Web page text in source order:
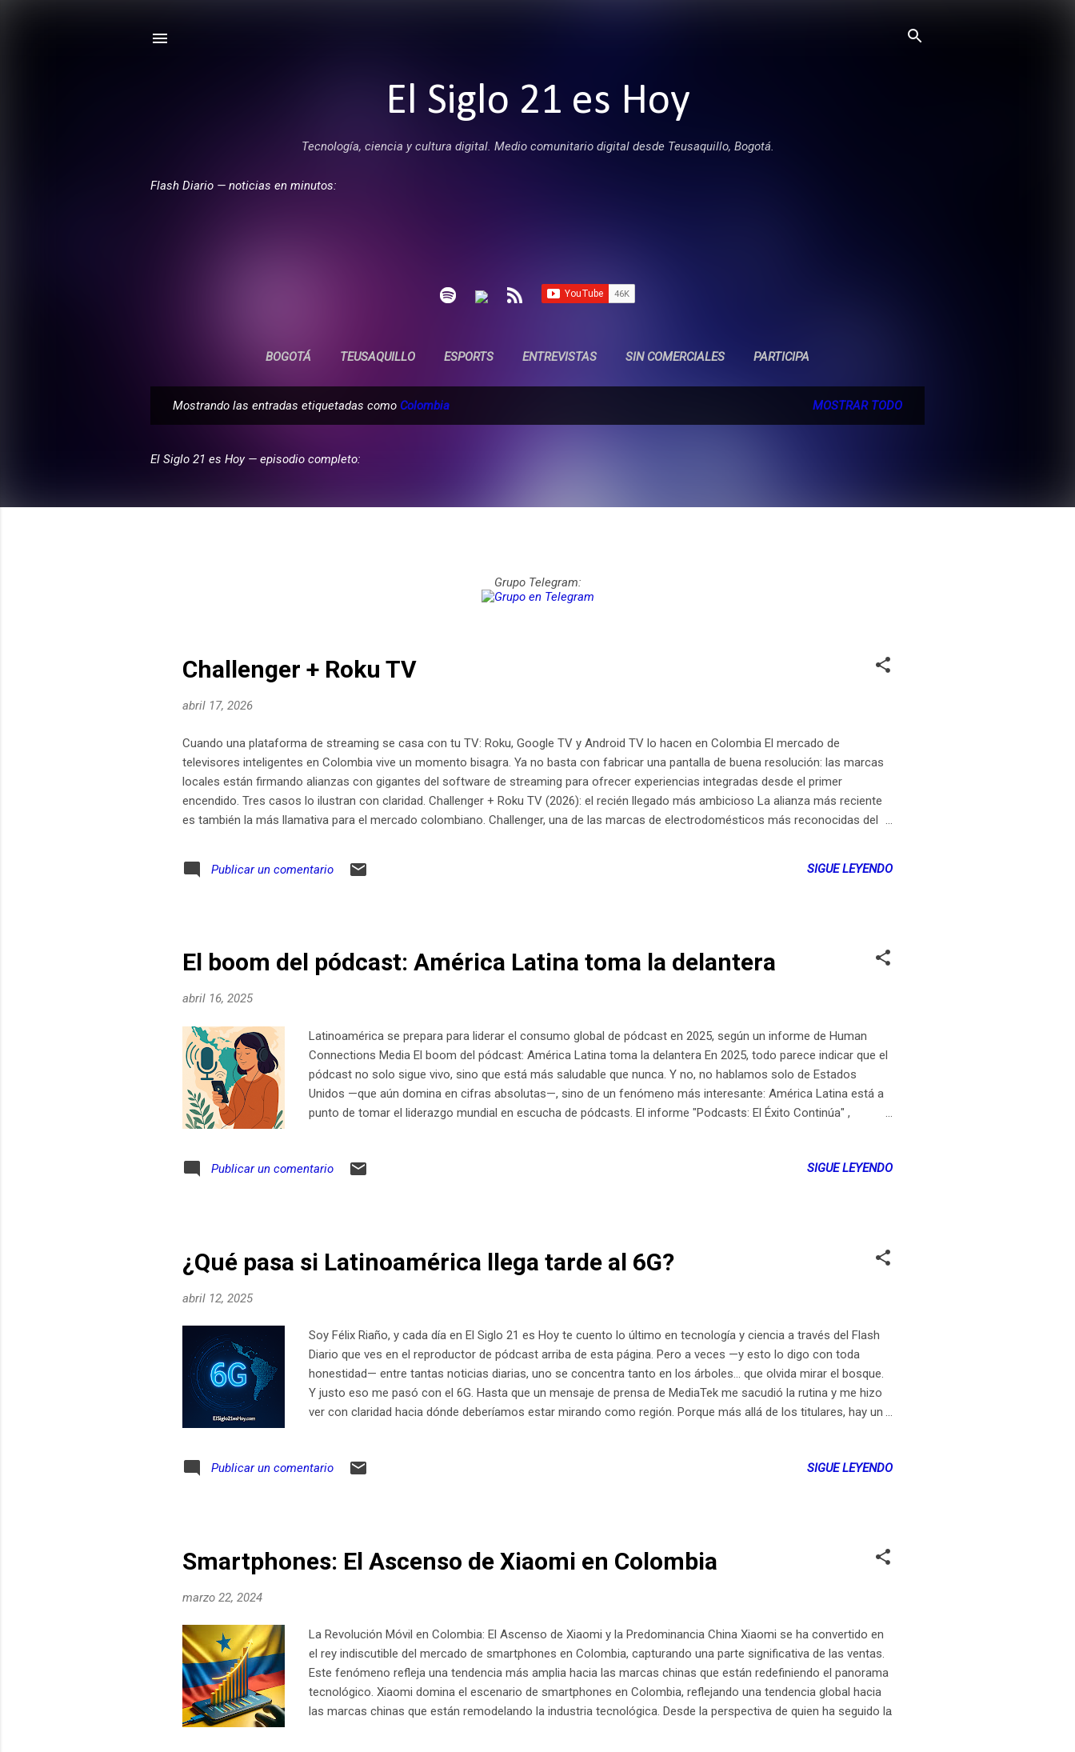
El Siglo 21 es Hoy
Tecnología, ciencia y cultura digital. Medio comunitario digital desde Teusaquillo, Bogotá.
Flash Diario — noticias en minutos:
BOGOTÁ TEUSAQUILLO ESPORTS ENTREVISTAS SIN COMERCIALES PARTICIPA
t
Mostrando las entradas etiquetadas como Colombia MOSTRAR TODO
El Siglo 21 es Hoy — episodio completo:
Grupo Telegram:
Challenger + Roku TV
abril 17, 2026
Cuando una plataforma de streaming se casa con tu TV: Roku, Google TV y Android TV lo hacen en Colombia El mercado de
televisores inteligentes en Colombia vive un momento bisagra. Ya no basta con fabricar una pantalla de buena resolución: las marcas
locales están firmando alianzas con gigantes del software de streaming para ofrecer experiencias integradas desde el primer
encendido. Tres casos lo ilustran con claridad. Challenger + Roku TV (2026): el recién llegado más ambicioso La alianza más reciente
es también la más llamativa para el mercado colombiano. Challenger, una de las marcas de electrodomésticos más reconocidas del
precios sugeridos que arrancan en $560.900 y llegan a $1.479.900. La propuesta técnica incluye ...
Publicar un comentario SIGUE LEYENDO
El boom del pódcast: América Latina toma la delantera
abril 16, 2025
Latinoamérica se prepara para liderar el consumo global de pódcast en 2025, según un informe de Human
Connections Media El boom del pódcast: América Latina toma la delantera En 2025, todo parece indicar que el
pódcast no solo sigue vivo, sino que está más saludable que nunca. Y no, no hablamos solo de Estados
Unidos —que aún domina en cifras absolutas—, sino de un fenómeno más interesante: América Latina está a
punto de tomar el liderazgo mundial en escucha de pódcasts. El informe "Podcasts: El Éxito Continúa" ,
Brasil ya supera los 56 millones de oyentes, México tiene casi 30 millones y Argentina ronda los 10. Esto,
Publicar un comentario SIGUE LEYENDO
¿Qué pasa si Latinoamérica llega tarde al 6G?
abril 12, 2025
Soy Félix Riaño, y cada día en El Siglo 21 es Hoy te cuento lo último en tecnología y ciencia a través del Flash
Diario que ves en el reproductor de pódcast arriba de esta página. Pero a veces —y esto lo digo con toda
honestidad— entre tantas noticias diarias, uno se concentra tanto en los árboles… que olvida mirar el bosque.
Y justo eso me pasó con el 6G. Hasta que un mensaje de prensa de MediaTek me sacudió la rutina y me hizo
ver con claridad hacia dónde deberíamos estar mirando como región. Porque más allá de los titulares, hay un
América Latina, la conversación sobre el 6G ya se está encendiendo a nivel global. La empresa de
Publicar un comentario SIGUE LEYENDO
Smartphones: El Ascenso de Xiaomi en Colombia
marzo 22, 2024
La Revolución Móvil en Colombia: El Ascenso de Xiaomi y la Predominancia China Xiaomi se ha convertido en
el rey indiscutible del mercado de smartphones en Colombia, capturando una parte significativa de las ventas.
Este fenómeno refleja una tendencia más amplia hacia las marcas chinas que están redefiniendo el panorama
tecnológico. Xiaomi domina el escenario de smartphones en Colombia, reflejando una tendencia global hacia
las marcas chinas que están remodelando la industria tecnológica. Desde la perspectiva de quien ha seguido la